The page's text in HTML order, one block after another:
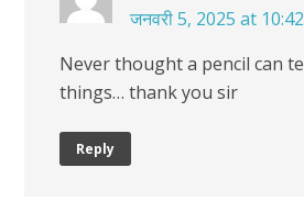
जनवरी 5, 2025 at 10:42
Never thought a pencil can
things… thank you sir
Reply